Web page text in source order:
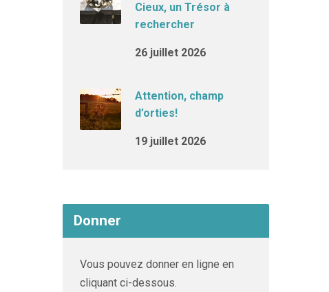
Cieux, un Trésor à
rechercher
26 juillet 2026
Attention, champ
d’orties!
19 juillet 2026
Donner
Vous pouvez donner en ligne en
cliquant ci-dessous.